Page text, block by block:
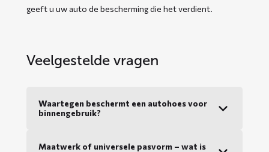
geeft u uw auto de bescherming die het verdient.
Veelgestelde vragen
Waartegen beschermt een autohoes voor
binnengebruik?
Maatwerk of universele pasvorm – wat is